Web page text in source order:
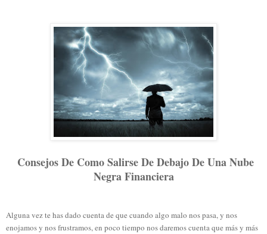
Consejos De Como Salirse De Debajo De Una Nube
Negra Financiera
Alguna vez te has dado cuenta de que cuando algo malo nos pasa, y nos
enojamos y nos frustramos, en poco tiempo nos daremos cuenta que más y más